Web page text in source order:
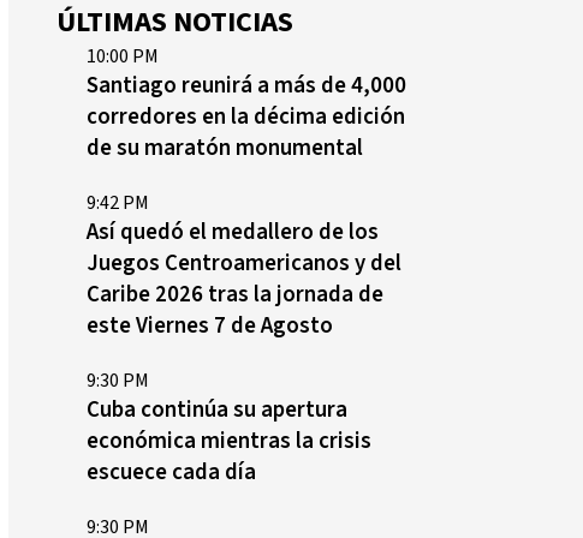
ÚLTIMAS NOTICIAS
10:00 PM
Santiago reunirá a más de 4,000
corredores en la décima edición
de su maratón monumental
9:42 PM
Así quedó el medallero de los
Juegos Centroamericanos y del
Caribe 2026 tras la jornada de
este Viernes 7 de Agosto
9:30 PM
Cuba continúa su apertura
económica mientras la crisis
escuece cada día
9:30 PM